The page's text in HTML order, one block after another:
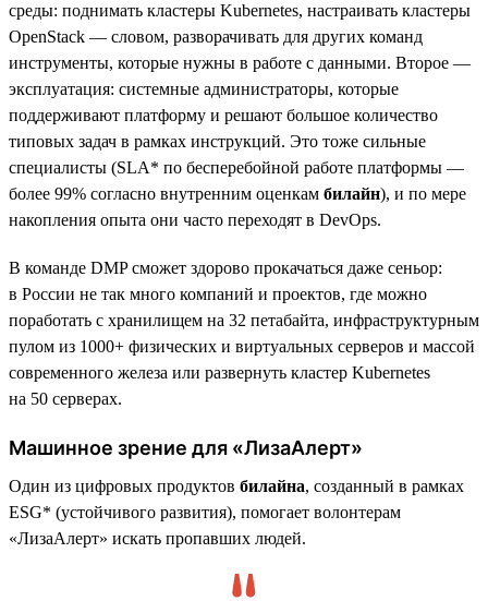
среды: поднимать кластеры Kubernetes, настраивать кластеры
OpenStack — словом, разворачивать для других команд
инструменты, которые нужны в работе с данными. Второе —
эксплуатация: системные администраторы, которые
поддерживают платформу и решают большое количество
типовых задач в рамках инструкций. Это тоже сильные
специалисты (SLA* по бесперебойной работе платформы —
более 99% согласно внутренним оценкам билайн), и по мере
накопления опыта они часто переходят в DevOps.
В команде DMP сможет здорово прокачаться даже сеньор:
в России не так много компаний и проектов, где можно
поработать с хранилищем на 32 петабайта, инфраструктурным
пулом из 1000+ физических и виртуальных серверов и массой
современного железа или развернуть кластер Kubernetes
на 50 серверах.
Машинное зрение для «ЛизаАлерт»
Один из цифровых продуктов билайна, созданный в рамках
ESG* (устойчивого развития), помогает волонтерам
«ЛизаАлерт» искать пропавших людей.